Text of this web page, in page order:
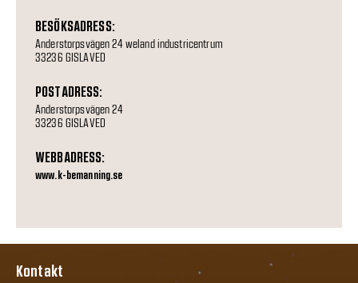
BESÖKSADRESS:
Anderstorpsvägen 24 weland industricentrum
33236 GISLAVED
POSTADRESS:
Anderstorpsvägen 24
33236 GISLAVED
WEBBADRESS:
www.k-bemanning.se
Kontakt